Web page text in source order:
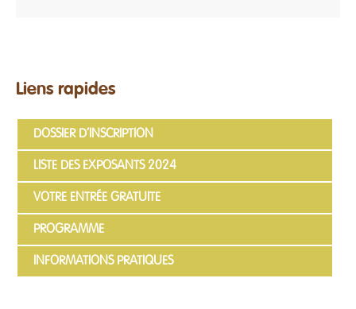
Liens rapides
DOSSIER D’INSCRIPTION
LISTE DES EXPOSANTS 2024
VOTRE ENTRÉE GRATUITE
PROGRAMME
INFORMATIONS PRATIQUES